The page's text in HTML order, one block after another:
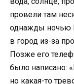
провели там
однажды ночью
в город из-за
Позже его
было написано:
но какая-то